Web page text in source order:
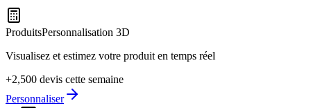
ProduitsPersonnalisation 3D
Visualisez et estimez votre produit en temps réel
+2,500 devis cette semaine
Personnaliser